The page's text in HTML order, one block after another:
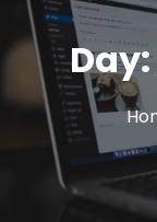
c
o
n
Day: